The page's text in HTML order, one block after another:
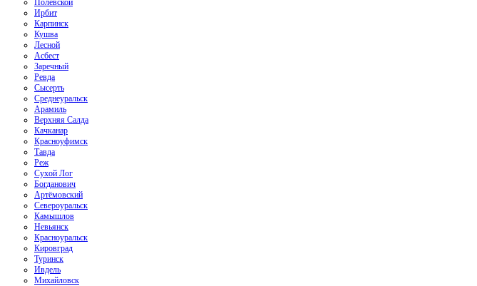
Полевской
Ирбит
Карпинск
Кушва
Лесной
Асбест
Заречный
Ревда
Сысерть
Среднеуральск
Арамиль
Верхняя Салда
Качканар
Красноуфимск
Тавда
Реж
Сухой Лог
Богданович
Артёмовский
Североуральск
Камышлов
Невьянск
Красноуральск
Кировград
Туринск
Ивдель
Михайловск